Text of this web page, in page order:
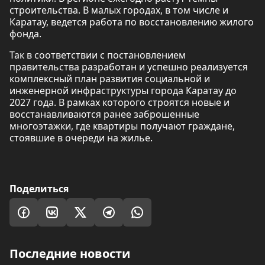
строительства. В малых городах, в том числе и
Каратау, ведется работа по восстановлению жилого
фонда.
Так в соответствии с постановлением
правительства разработан и успешно реализуется
комплексный план развития социальной и
инженерной инфраструктуры города Каратау до
2027 года. В рамках которого строятся новые и
восстанавливаются ранее заброшенные
многоэтажки, где квартиры получают граждане,
стоявшие в очереди на жилье.
Поделиться
Последние новости